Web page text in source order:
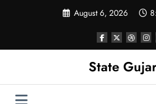
August 6, 2026
State